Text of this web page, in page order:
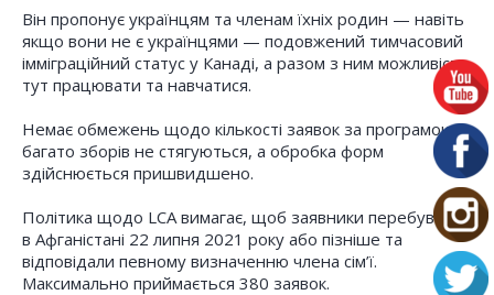
Він пропонує українцям та членам їхніх родин — навіть
якщо вони не є українцями — подовжений тимчасовий
імміграційний статус у Канаді, а разом з ним можливість
тут працювати та навчатися.
Немає обмежень щодо кількості заявок за програмою,
багато зборів не стягуються, а обробка форм
здійснюється пришвидшено.
Політика щодо LCA вимагає, щоб заявники перебували
в Афганістані 22 липня 2021 року або пізніше та
відповідали певному визначенню члена сім’ї.
Максимально приймається 380 заявок.